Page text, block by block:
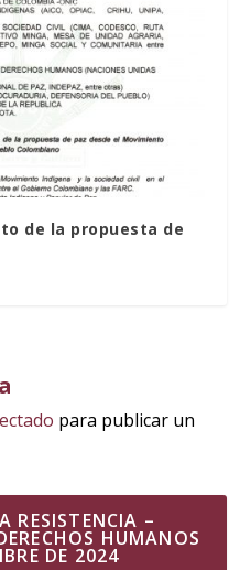
de la propuesta de
para publicar un
RESISTENCIA –
HUMANOS
DE 2024